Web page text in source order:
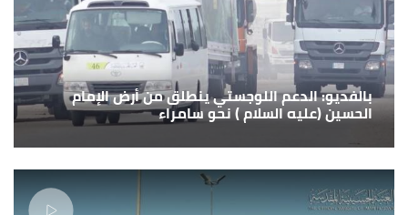
بالفديو: الدعم اللوجستي ينطلق من أرض الإمام
الحسين (عليه السلام ) نحو سامراء